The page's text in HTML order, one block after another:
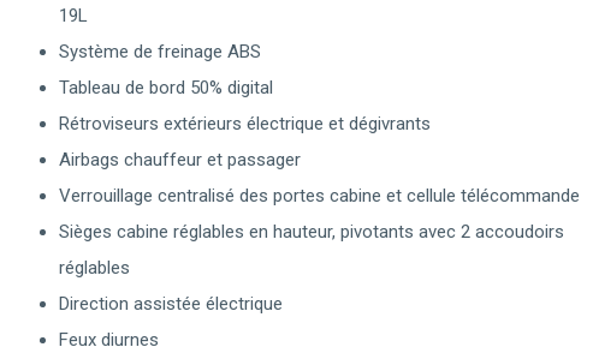
19L
Système de freinage ABS
Tableau de bord 50% digital
Rétroviseurs extérieurs électrique et dégivrants
Airbags chauffeur et passager
Verrouillage centralisé des portes cabine et cellule télécommande
Sièges cabine réglables en hauteur, pivotants avec 2 accoudoirs
réglables
Direction assistée électrique
Feux diurnes